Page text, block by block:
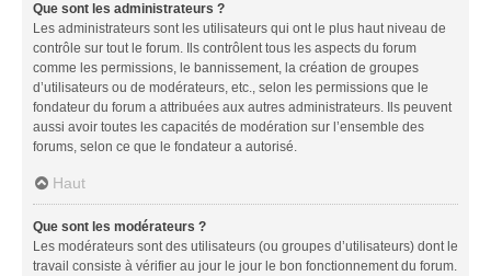
Que sont les administrateurs ?
Les administrateurs sont les utilisateurs qui ont le plus haut niveau de
contrôle sur tout le forum. Ils contrôlent tous les aspects du forum
comme les permissions, le bannissement, la création de groupes
d’utilisateurs ou de modérateurs, etc., selon les permissions que le
fondateur du forum a attribuées aux autres administrateurs. Ils peuvent
aussi avoir toutes les capacités de modération sur l’ensemble des
forums, selon ce que le fondateur a autorisé.
Haut
Que sont les modérateurs ?
Les modérateurs sont des utilisateurs (ou groupes d’utilisateurs) dont le
travail consiste à vérifier au jour le jour le bon fonctionnement du forum.